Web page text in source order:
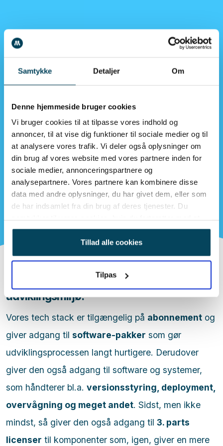
Samtykke Detaljer Om
Denne hjemmeside bruger cookies
Vi bruger cookies til at tilpasse vores indhold og
annoncer, til at vise dig funktioner til sociale medier og til
at analysere vores trafik. Vi deler også oplysninger om
din brug af vores website med vores partnere inden for
sociale medier, annonceringspartnere og
analysepartnere. Vores partnere kan kombinere disse
data med andre oplysninger, du har givet dem, eller som
de har indsamlet fra din brug af deres tjenester. Du
anvende vores hjemmeside.
Tillad alle cookies
Tilpas
Divisos tech stack er hjertet af vores
udviklingsmiljø.
Vores tech stack er tilgængelig på abonnement og
giver adgang til software-pakker som gør
udviklingsprocessen langt hurtigere. Derudover
giver den også adgang til software og systemer,
som håndterer bl.a. versionsstyring, deployment,
overvågning og meget andet. Sidst, men ikke
mindst, så giver den også adgang til 3. parts
licenser til komponenter som, igen, giver en mere